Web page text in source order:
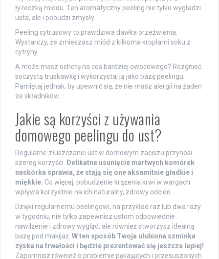
łyżeczką miodu. Ten aromatyczny peeling nie tylko wygładzi
usta, ale i pobudzi zmysły.
Peeling cytrusowy to prawdziwa dawka orzeźwienia.
Wystarczy, że zmieszasz miód z kilkoma kroplami soku z
cytryny.
A może masz ochotę na coś bardziej owocowego? Rozgnieć
soczystą truskawkę i wykorzystaj ją jako bazę peelingu.
Pamiętaj jednak, by upewnić się, że nie masz alergii na żaden
ze składników.
Jakie są korzyści z używania
domowego peelingu do ust?
Regularne złuszczanie ust w domowym zaciszu przynosi
szereg korzyści.
Delikatne usunięcie martwych komórek
naskórka sprawia, że stają się one aksamitnie gładkie i
miękkie. Co więcej, pobudzenie krążenia krwi w wargach
wpływa korzystnie na ich naturalny, zdrowy odcień.
Dzięki regularnemu peelingowi, na przykład raz lub dwa razy
w tygodniu, nie tylko zapewnisz ustom odpowiednie
nawilżenie i zdrowy wygląd, ale również stworzysz idealną
bazę pod makijaż. W ten sposób Twoja ulubiona szminka
zyska na trwałości i będzie prezentować się jeszcze lepiej!
Zapomnisz również o problemie pękających i przesuszonych